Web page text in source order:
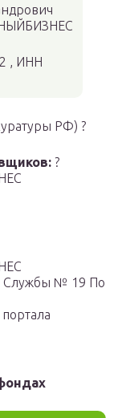
, ИНН
РФ) ?
?
Службы № 19 По